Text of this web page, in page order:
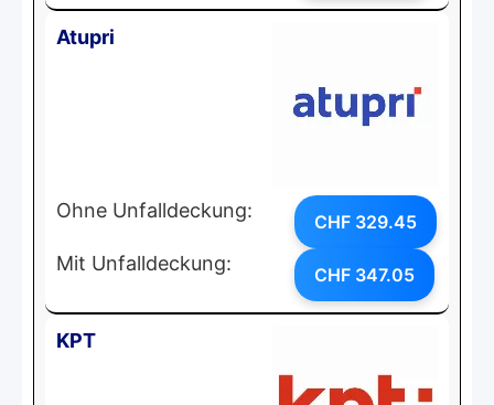
Atupri
Ohne Unfalldeckung: CHF 329.45
Mit Unfalldeckung: CHF 347.05
KPT